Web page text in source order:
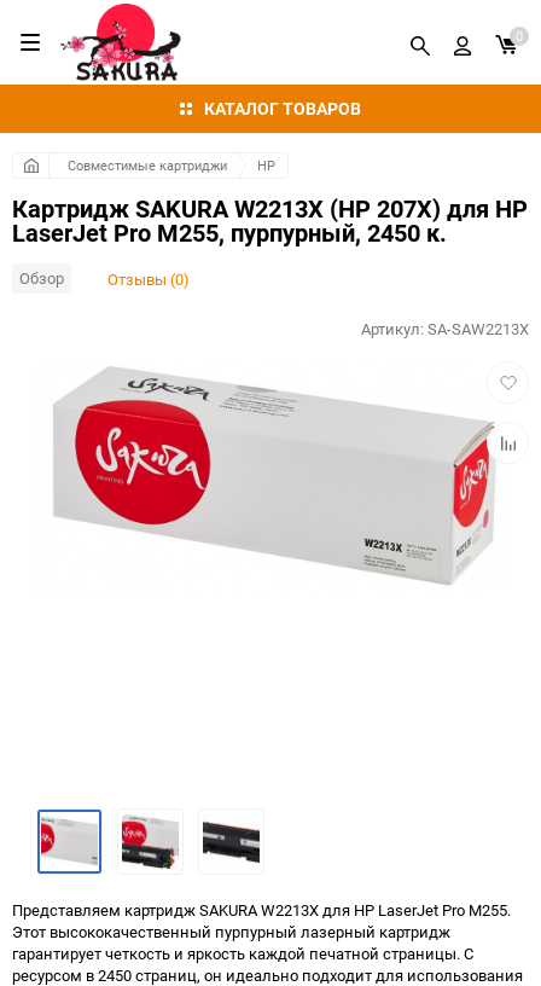
КАТАЛОГ ТОВАРОВ
0
Совместимые картриджи HP
Картридж SAKURA W2213X (HP 207X) для HP
LaserJet Pro M255, пурпурный, 2450 к.
Обзор Отзывы (0)
к
Артикул:SA-SAW2213X
Представляем картридж SAKURA W2213X для HP LaserJet Pro M255.
Этот высококачественный пурпурный лазерный картридж
гарантирует четкость и яркость каждой печатной страницы. С
ресурсом в 2450 страниц, он идеально подходит для использования